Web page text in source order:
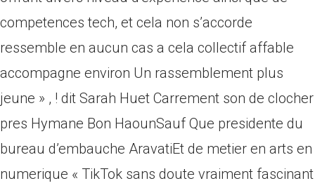
competences tech, et cela non s’accorde
ressemble en aucun cas a cela collectif affable
accompagne environ Un rassemblement plus
jeune » , ! dit Sarah Huet Carrement son de clocher
pres Hymane Bon HaounSauf Que presidente du
bureau d’embauche AravatiEt de metier en arts en
numerique « TikTok sans doute vraiment fascinant